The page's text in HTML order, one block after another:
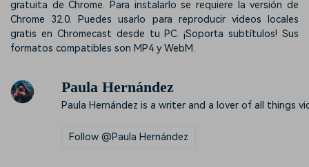
gratuita de Chrome. Para instalarlo se requiere la versión de
Chrome 32.0. Puedes usarlo para reproducir videos locales
gratis en Chromecast desde tu PC. ¡Soporta subtítulos! Sus
formatos compatibles son MP4 y WebM.
Paula Hernández
Paula Hernández is a writer and a lover of all things
Follow @Paula Hernández